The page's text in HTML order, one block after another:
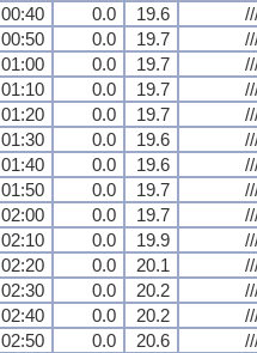
00:40
0.0 19.6
00:50
0.0 19.7
01:00
0.0 19.7
01:10
0.0 19.7
01:20
0.0 19.7
01:30
0.0 19.6
01:40
0.0 19.6
01:50
0.0 19.7
02:00
0.0 19.7
02:10
0.0 19.9
02:20
0.0 20.1
02:30
0.0 20.2
02:40
0.0 20.2
02:50
0.0 20.6
00:40
0.0 19.6
00:50
0.0 19.7
01:00
0.0 19.7
01:10
0.0 19.7
01:20
0.0 19.7
01:30
0.0 19.6
01:40
0.0 19.6
01:50
0.0 19.7
02:00
0.0 19.7
02:10
0.0 19.9
02:20
0.0 20.1
02:30
0.0 20.2
02:40
0.0 20.2
02:50
0.0 20.6
00:40
0.0 19.6
00:50
0.0 19.7
01:00
0.0 19.7
01:10
0.0 19.7
01:20
0.0 19.7
01:30
0.0 19.6
01:40
0.0 19.6
01:50
0.0 19.7
02:00
0.0 19.7
02:10
0.0 19.9
02:20
0.0 20.1
02:30
0.0 20.2
02:40
0.0 20.2
02:50
0.0 20.6
00:40
0.0 19.6
00:50
0.0 19.7
01:00
0.0 19.7
01:10
0.0 19.7
01:20
0.0 19.7
01:30
0.0 19.6
01:40
0.0 19.6
01:50
0.0 19.7
02:00
0.0 19.7
02:10
0.0 19.9
02:20
0.0 20.1
02:30
0.0 20.2
02:40
0.0 20.2
02:50
0.0 20.6